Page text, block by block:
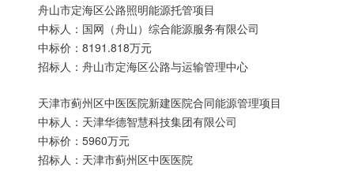
舟山市定海区公路照明能源托管项目
中标人：国网（舟山）综合能源服务有限公司
中标价：8191.818万元
招标人：舟山市定海区公路与运输管理中心
天津市蓟州区中医医院新建医院合同能源管理项目
中标人：天津华德智慧科技集团有限公司
中标价：5960万元
招标人：天津市蓟州区中医医院